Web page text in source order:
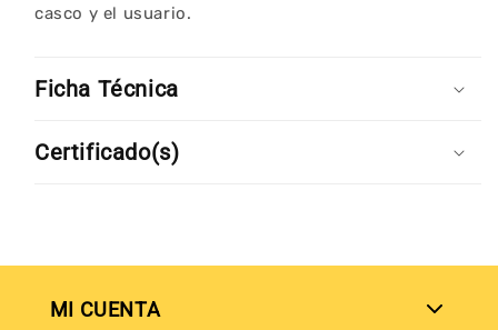
casco y el usuario.
Ficha Técnica
Certificado(s)
MI CUENTA